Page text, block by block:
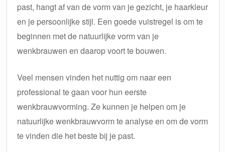
past, hangt af van de vorm van je gezicht, je haarkleur
en je persoonlijke stijl. Een goede vuistregel is om te
beginnen met de natuurlijke vorm van je
wenkbrauwen en daarop voort te bouwen.
Veel mensen vinden het nuttig om naar een
professional te gaan voor hun eerste
wenkbrauwvorming. Ze kunnen je helpen om je
natuurlijke wenkbrauwvorm te analyse en om de vorm
te vinden die het beste bij je past.